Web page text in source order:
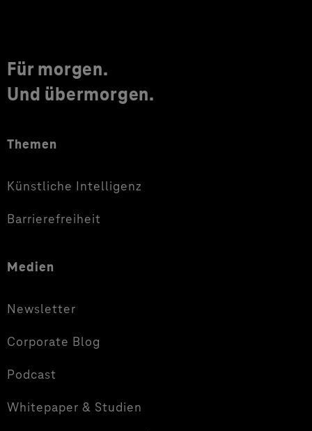
Für morgen.
Und übermorgen.
Themen
Künstliche Intelligenz
Barrierefreiheit
Medien
Newsletter
Corporate Blog
Podcast
Whitepaper & Studien